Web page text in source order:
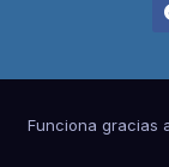
Funciona gracias